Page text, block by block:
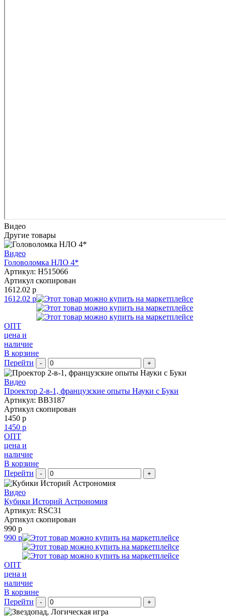
Видео
Другие товары
Видео
Головоломка НЛО 4*
Артикул: H515066
Артикул скопирован
1612.02 р
1612.02 р
ОПТ
цена и
наличие
В корзине
Перейти
- +
Видео
Проектор 2-в-1, французские опыты Науки с Буки
Артикул: BB3187
Артикул скопирован
1450 р
1450 р
ОПТ
цена и
наличие
В корзине
Перейти
- +
Видео
Кубики Историй Астрономия
Артикул: RSC31
Артикул скопирован
990 р
990 р
ОПТ
цена и
наличие
В корзине
Перейти
- +